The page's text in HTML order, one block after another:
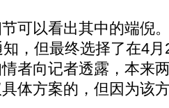
以看出其中的端倪
，但最终选择了在4
者向记者透露，本来
体方案的，但因为该